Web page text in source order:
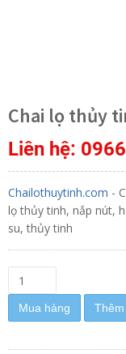
Chai lọ thủy
Liên hệ:
Chailothuytinh.com -
lọ thủy tinh, nắp nút,
su, thủy tinh
Mua hàng